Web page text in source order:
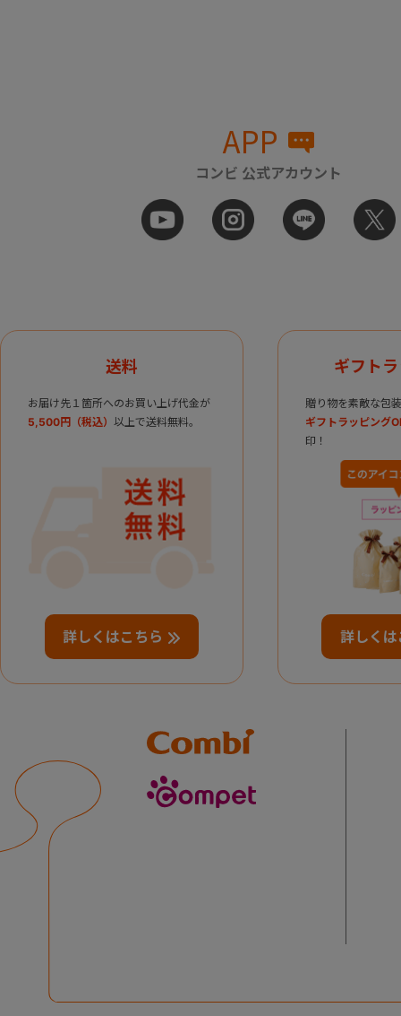
APP
コンビ 公式アカウント
送料
お届け先１箇所へのお買い上げ代金が
5,500円（税込） 以上で送料無料。
詳しくはこちら
ギフト
贈り物を素敵な包
ギフトラッピング
印！
詳しくは
Combi